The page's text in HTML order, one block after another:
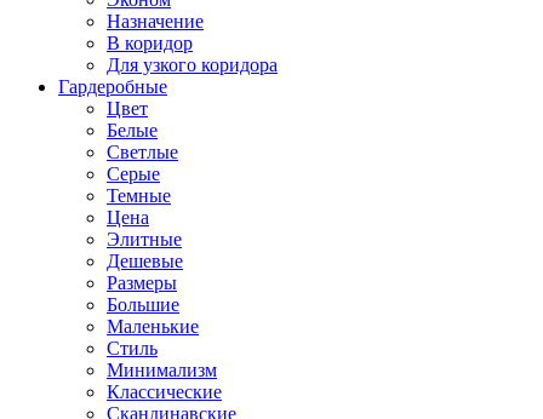
Назначение
В коридор
Для узкого коридора
Гардеробные
Цвет
Белые
Светлые
Серые
Темные
Цена
Элитные
Дешевые
Размеры
Большие
Маленькие
Стиль
Минимализм
Классические
Скандинавские